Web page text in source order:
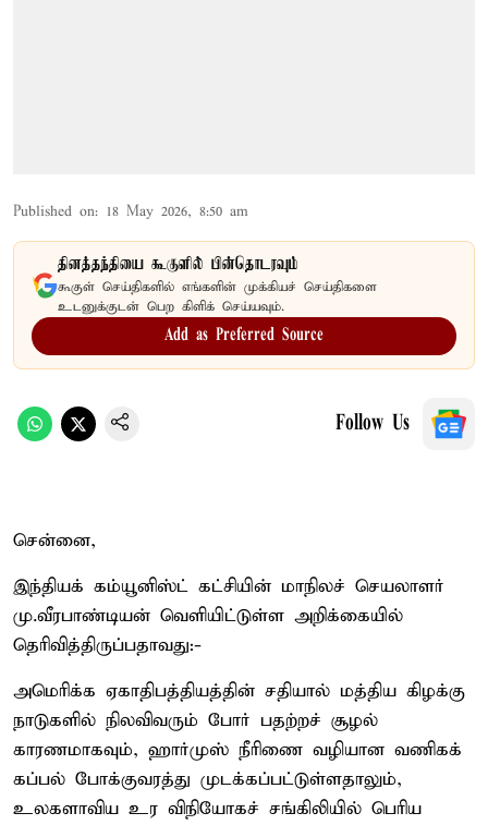
Published on: 18 May 2026, 8:50 am
தினத்தந்தியை கூகுளில் பின்தொடரவும்
கூகுள் செய்திகளில் எங்களின் முக்கியச் செய்திகளை
உடனுக்குடன் பெற கிளிக் செய்யவும்.
Add as Preferred Source
Follow Us
சென்னை,
இந்தியக் கம்யூனிஸ்ட் கட்சியின் மாநிலச் செயலாளர்
மு.வீரபாண்டியன் வெளியிட்டுள்ள அறிக்கையில்
தெரிவித்திருப்பதாவது:-
அமெரிக்க ஏகாதிபத்தியத்தின் சதியால் மத்திய கிழக்கு
நாடுகளில் நிலவிவரும் போர் பதற்றச் சூழல்
காரணமாகவும், ஹார்முஸ் நீரிணை வழியான வணிகக்
கப்பல் போக்குவரத்து முடக்கப்பட்டுள்ளதாலும்,
உலகளாவிய உர விநியோகச் சங்கிலியில் பெரிய